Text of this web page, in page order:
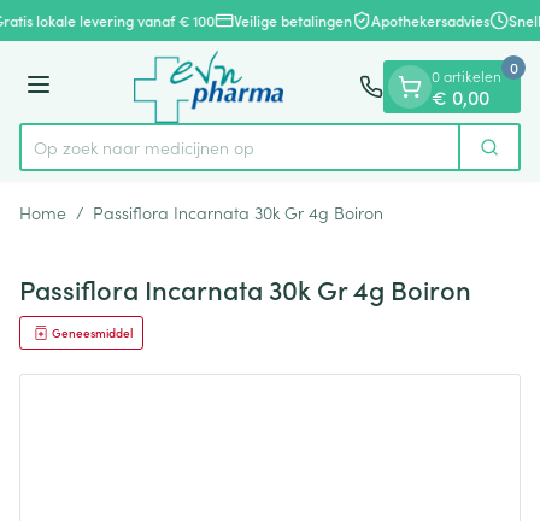
Ga naar de inhoud
1 van 1
lokale levering vanaf € 100 Veilige betalingen Apothekersadvies
Menu
Product, merk, categorie...
Op zoek naar medici Zoek
0 artikelen
€ 0,00
0
Home / Passiflora Incarnata 30k Gr 4g Boiron
Passiflora Incarnata 30k Gr 4g Boiron
Geneesmiddel